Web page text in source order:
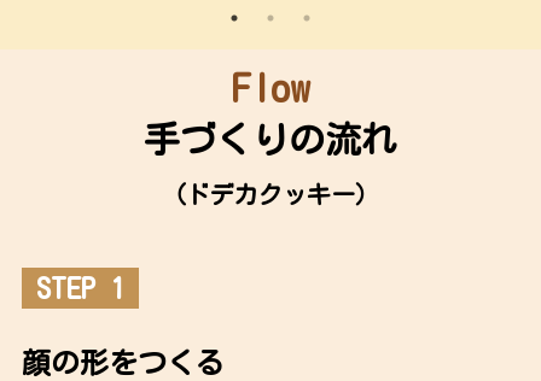
Flow
手づくりの流れ
（ドデカクッキー）
STEP 1
顔の形をつくる